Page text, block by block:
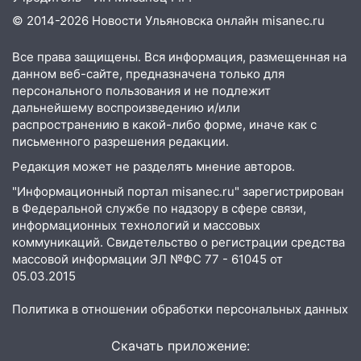
19:30 Ульяновцев приглашают
на фестивале «ФормАРТ»
18:11 Ульяновская область стала
пилотным регионом проекта
«Культурное долголетие»
17:23 Прогноз погоды в Ульяновской
области на 8 августа
17:16 В реанимацию Ульяновской
областной больницы поступили шесть
новых аппаратов ИВЛ
16:51
В Чердаклинском районе
ремонтируют дороги, ставят остановки
девять бункеров для крупногабаритного
© 2014-2026 Новости Ульяновска онлайн misanec.ru
Все права защищены. Вся информация, размещенная на
данном веб-сайте, предназначена только для
персонального пользования и не подлежит
дальнейшему воспроизведению и/или
распространению в какой-либо форме, иначе как с
письменного разрешения редакции.
Редакция может не разделять мнение авторов.
"Информационный портал misanec.ru" зарегистрирован
в Федеральной службе по надзору в сфере связи,
информационных технологий и массовых
коммуникаций. Свидетельство о регистрации средства
массовой информации ЭЛ №ФС 77 - 61045 от
05.03.2015
Политика в отношении обработки персональных данных
Скачать приложение: